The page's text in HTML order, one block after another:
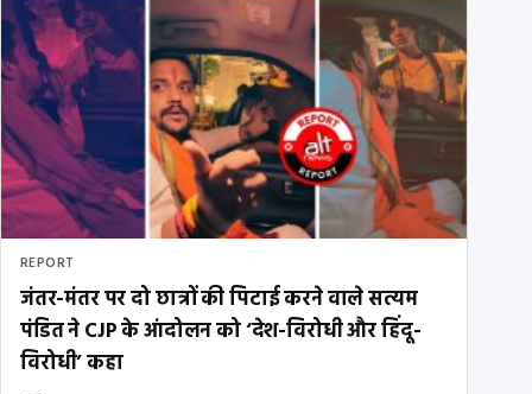
REPORT
जंतर-मंतर पर दो छात्रों की पिटाई करने वाले सत्यम
पंडित ने CJP के आंदोलन को ‘देश-विरोधी और हिंदू-
विरोधी’ कहा